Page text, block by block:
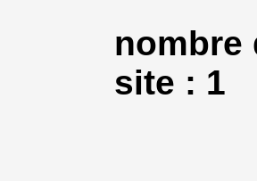
nombre
site : 1